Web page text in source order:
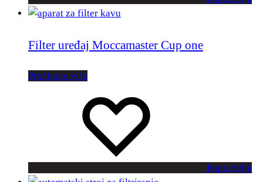
Filter uređaj Moccamaster Cup one
Pročitajte više
Popis želja